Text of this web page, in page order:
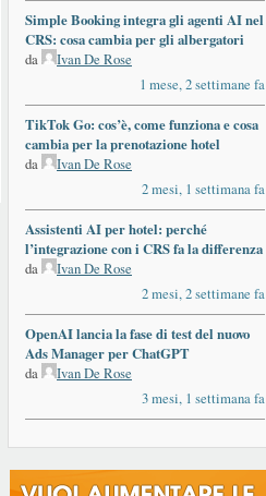
Simple Booking integra gli agenti AI nel
CRS: cosa cambia per gli albergatori
da
Ivan De Rose
1 mese, 2 settimane fa
TikTok Go: cos’è, come funziona e cosa
cambia per la prenotazione hotel
da
Ivan De Rose
2 mesi, 1 settimana fa
Assistenti AI per hotel: perché
l’integrazione con i CRS fa la differenza
da
Ivan De Rose
2 mesi, 2 settimane fa
OpenAI lancia la fase di test del nuovo
Ads Manager per ChatGPT
da
Ivan De Rose
3 mesi, 1 settimana fa